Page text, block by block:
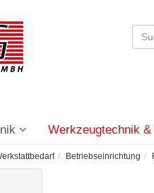
Werkzeugtechnik
Betriebseinrichtung